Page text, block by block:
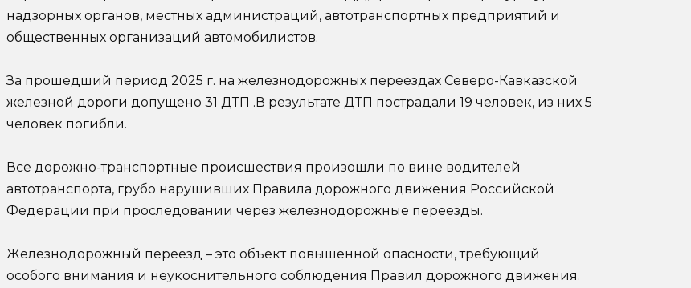
надзорных органов, местных администраций, автотранспортных предприятий и
общественных организаций автомобилистов.
За прошедший период 2025 г. на железнодорожных переездах Северо-Кавказской
железной дороги допущено 31 ДТП .В результате ДТП пострадали 19 человек, из них 5
человек погибли.
Все дорожно-транспортные происшествия произошли по вине водителей
автотранспорта, грубо нарушивших Правила дорожного движения Российской
Федерации при проследовании через железнодорожные переезды.
Железнодорожный переезд – это объект повышенной опасности, требующий
особого внимания и неукоснительного соблюдения Правил дорожного движения.